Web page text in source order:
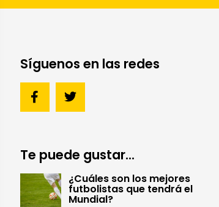
Síguenos en las redes
Te puede gustar...
¿Cuáles son los mejores
futbolistas que tendrá el
Mundial?